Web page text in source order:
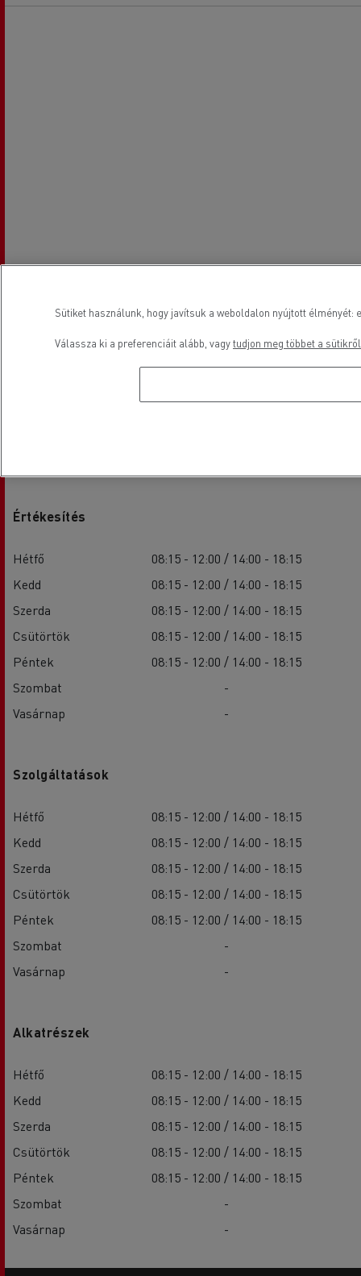
Értékesítés
Hétfő
08:15 - 12:00 / 14:00 - 18:15
Kedd
08:15 - 12:00 / 14:00 - 18:15
Szerda
08:15 - 12:00 / 14:00 - 18:15
Csütörtök
08:15 - 12:00 / 14:00 - 18:15
Péntek
08:15 - 12:00 / 14:00 - 18:15
Szombat
-
Vasárnap
-
Szolgáltatások
Hétfő
08:15 - 12:00 / 14:00 - 18:15
Kedd
08:15 - 12:00 / 14:00 - 18:15
Szerda
08:15 - 12:00 / 14:00 - 18:15
Csütörtök
08:15 - 12:00 / 14:00 - 18:15
Péntek
08:15 - 12:00 / 14:00 - 18:15
Szombat
-
Vasárnap
-
Alkatrészek
Hétfő
08:15 - 12:00 / 14:00 - 18:15
Kedd
08:15 - 12:00 / 14:00 - 18:15
Szerda
08:15 - 12:00 / 14:00 - 18:15
Csütörtök
08:15 - 12:00 / 14:00 - 18:15
Péntek
08:15 - 12:00 / 14:00 - 18:15
Szombat
-
Vasárnap
-
Sütiket használunk, hogy javítsuk a weboldalon nyújtott
Válassza ki a preferenciáit alább, vagytudjon meg többet a